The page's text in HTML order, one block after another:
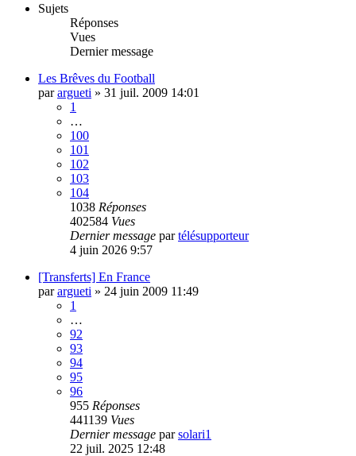
Sujets
Réponses
Vues
Dernier message
Les Brêves du Football
parargueti » 31 juil. 2009 14:01
1
…
100
101
102
103
104
1038 Réponses
402584 Vues
Dernier message partélésupporteur
4 juin 2026 9:57
[Transferts] En France
parargueti » 24 juin 2009 11:49
1
…
92
93
94
95
96
955 Réponses
441139 Vues
Dernier message parsolari1
22 juil. 2025 12:48